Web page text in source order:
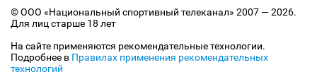
© ООО «Национальный спортивный телеканал» 2007 — 2026.
Для лиц старше 18 лет
На сайте применяются рекомендательные технологии.
Подробнее в Правилах применения рекомендательных
технологий